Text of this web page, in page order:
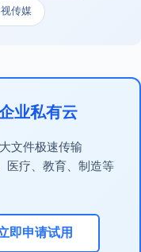
传媒
业私有云
文件极速传输
医疗、教育、制造等
即申请试用